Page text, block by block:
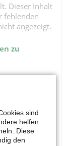
Dieser Inhalt
fehlenden
angezeigt.
zu
sind
helfen
Diese
den